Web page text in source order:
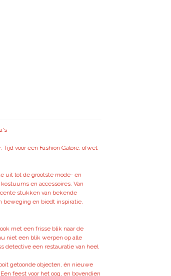
voor een Fashion Galore, ofwel:
uit tot de grootste mode- en
en accessoires. Van
stukken van bekende
beweging en biedt inspiratie,
met een frisse blik naar de
niet een blik werpen op alle
detective een restauratie van heel
getoonde objecten, én nieuwe
feest voor het oog, en bovendien